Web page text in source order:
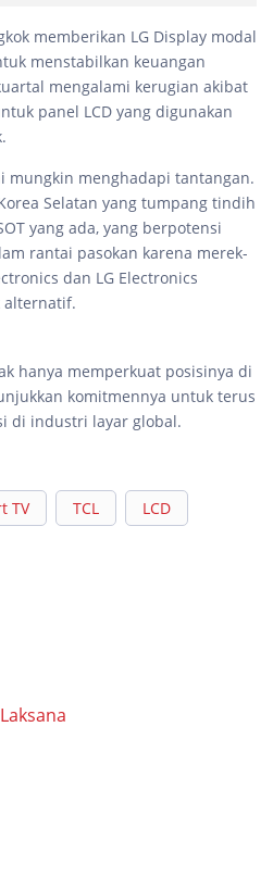
memberikan LG Display modal
menstabilkan keuangan
mengalami kerugian akibat
panel LCD yang digunakan
mungkin menghadapi tantangan.
Selatan yang tumpang tindih
yang ada, yang berpotensi
rantai pasokan karena merek-
dan LG Electronics
alternatif.
hanya memperkuat posisinya di
komitmennya untuk terus
di industri layar global.
TV TCL LCD